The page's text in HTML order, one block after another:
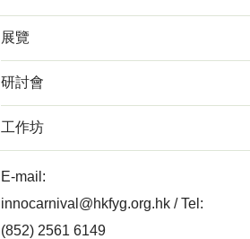
展覽
研討會
工作坊
E-mail:
innocarnival@hkfyg.org.hk / Tel:
(852) 2561 6149